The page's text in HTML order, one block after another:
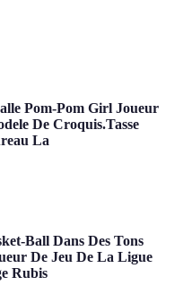
Pom-Pom Girl Joueur
De Croquis.Tasse
La
Ball Dans Des Tons
De Jeu De La Ligue
Rubis